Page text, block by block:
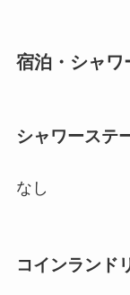
宿泊・シャワ
シャワーステ
なし
コインランド